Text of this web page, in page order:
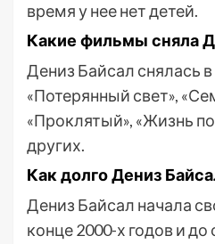
время у нее нет детей.
Какие фильмы сняла
Дениз Байсал снялась
«Потерянный свет»,
«Проклятый», «Жизнь
других.
Как долго Дениз
Дениз Байсал начала
конце 2000-х годов и до